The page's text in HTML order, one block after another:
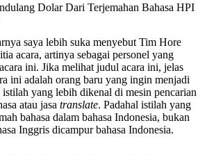
Dolar Dari Terjemahan Bahasa HPI
saya lebih suka menyebut Tim Hore
acara, artinya sebagai personel yang
ini. Jika melihat judul acara ini, jelas
ini adalah orang baru yang ingin menjadi
istilah yang lebih dikenal di mesin pencarian
atau jasa translate. Padahal istilah yang
bahasa dalam bahasa Indonesia, bukan
Inggris dicampur bahasa Indonesia.